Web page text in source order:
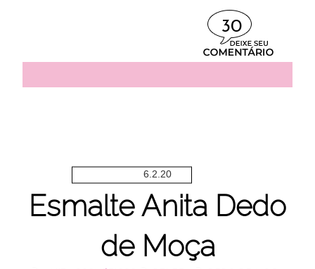
30
6.2.20
Esmalte Anita Dedo
de Moça